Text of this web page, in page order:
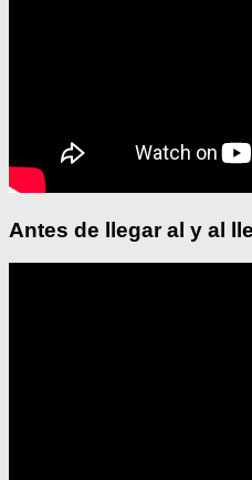
Antes de llegar al y al